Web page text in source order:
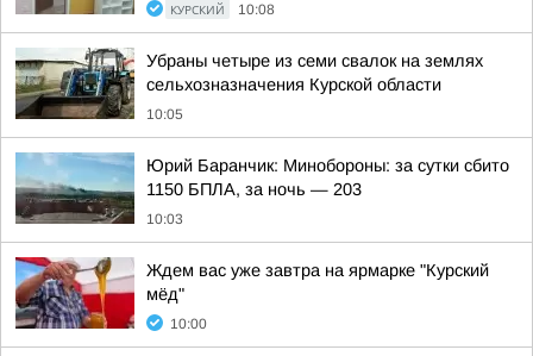
КУРСКИЙ 10:08
Убраны четыре из семи свалок на землях
сельхозназначения Курской области
10:05
Юрий Баранчик: Минобороны: за сутки сбито
1150 БПЛА, за ночь — 203
10:03
Ждем вас уже завтра на ярмарке "Курский
мёд"
10:00